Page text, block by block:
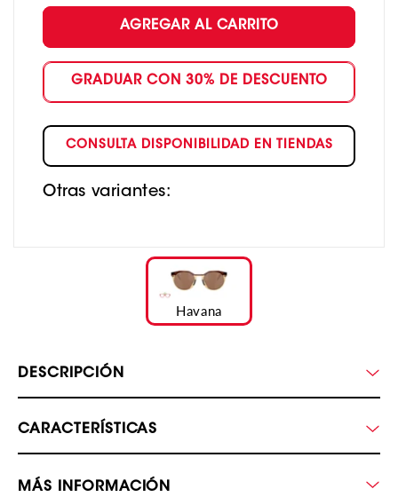
oferta
AGREGAR AL CARRITO
GRADUAR CON 30% DE DESCUENTO
CONSULTA DISPONIBILIDAD EN TIENDAS
Otras variantes:
Havana
DESCRIPCIÓN
CARACTERÍSTICAS
MÁS INFORMACIÓN